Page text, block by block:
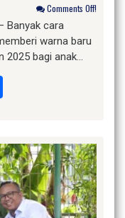
Comments Off!
Banyak cara
warna baru
2025 bagi anak…